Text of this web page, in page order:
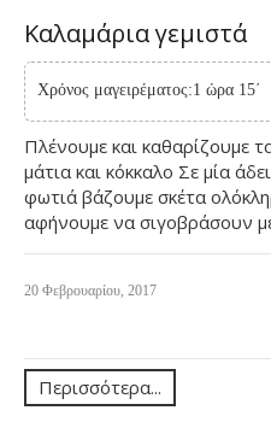
Καλαμάρια γεμιστά
Χρόνος μαγειρέματος:1 ώρα 15΄
Πλένουμε και καθαρίζουμε
μάτια και κόκκαλο Σε μία
φωτιά βάζουμε σκέτα
αφήνουμε να σιγοβράσουν
20 Φεβρουαρίου, 2017
Περισσότερα...